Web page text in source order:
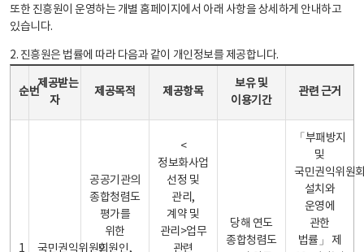
또한 진흥원이 운영하는 개별 홈페이지에서 아래 사항을 상세하게 안내하고
있습니다.
2. 진흥원은 법률에 따라 다음과 같이 개인정보를 제공합니다.
순번
제공받는
자
제공목적 제공항목
보유 및
이용기간
관련 근거
1 국민권익위원회
공공기관의
종합청렴도
평가를
위한
민원인,
<
정보화사업
선정 및
관리,
계약 및
관리>업무
관련
당해 연도
종합청렴도
「부패방지
및
국민권익위원
설치와
운영에
관한
법률」 제